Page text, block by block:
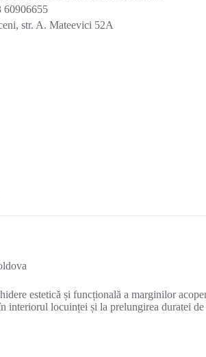
60906655
str. A. Mateevici 52A
estetică și funcțională a marginilor
interiorul locuinței și la prelungirea duratei